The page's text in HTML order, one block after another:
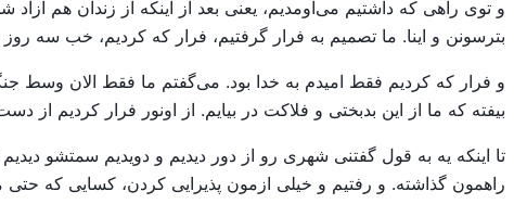
و توی راهی که داشتیم می‌اومدیم، یعنی بعد از اینکه از زندان هم
بترسونن و اینا. ما تصمیم به فرار گرفتیم، فرار که کردیم، خب سه
و فرار که کردیم فقط امیدم به خدا بود. می‌گفتم ما فقط الان وسط
بیفته که ما از این بدبختی و فلاکت در بیایم. از اونور فرار کردیم از
تا اینکه یه به قول گفتنی شهری رو از دور دیدیم و دویدیم سمتشو
راهمون گذاشته. و رفتیم و خیلی ازمون پذیرایی کردن، کسایی که حتی